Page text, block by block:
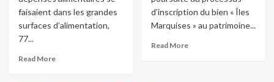
faisaient dans les grandes
surfaces d’alimentation,
77...
Read More
d’inscription du bien « Îles
Marquises » au patrimoine...
Read More